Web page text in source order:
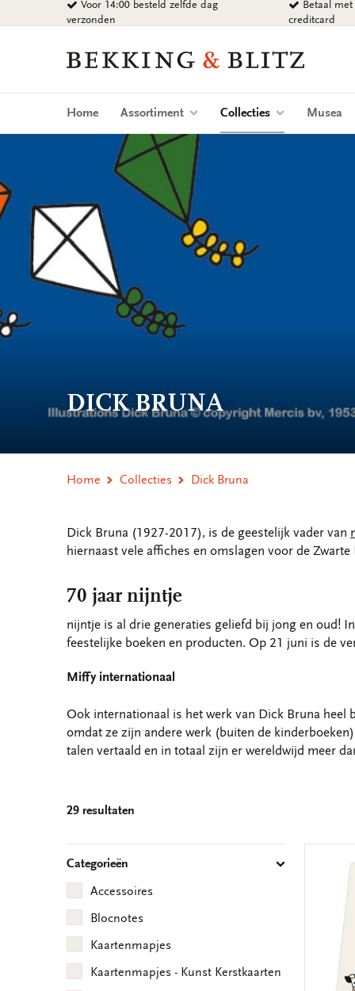
naar
Voor 14:00 besteld zelfde dag
verzonden
Betaal
creditcard
Bekking
Blitz
Uitgevers
Home Assortiment Collecties (current)Musea
DICK BRUNA
Home Collecties Dick Bruna
Dick Bruna (1927-2017), is de geestelijk vader van
hiernaast vele affiches en omslagen voor de
70 jaar nijntje
nijntje is al drie generaties geliefd bij jong en oud!
feestelijke boeken en producten. Op 21 juni is de
Miffy internationaal
Ook internationaal is het werk van Dick Bruna heel
omdat ze zijn andere werk (buiten de
talen vertaald en in totaal zijn er wereldwijd meer
29 resultaten
Categorieën
Accessoires
Blocnotes
Kaartenmapjes
Kaartenmapjes - Kunst Kerstkaarten